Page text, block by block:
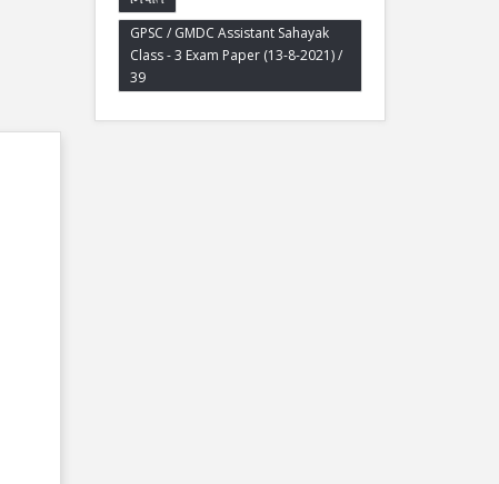
GPSC / GMDC Assistant Sahayak
Class - 3 Exam Paper (13-8-2021) /
39